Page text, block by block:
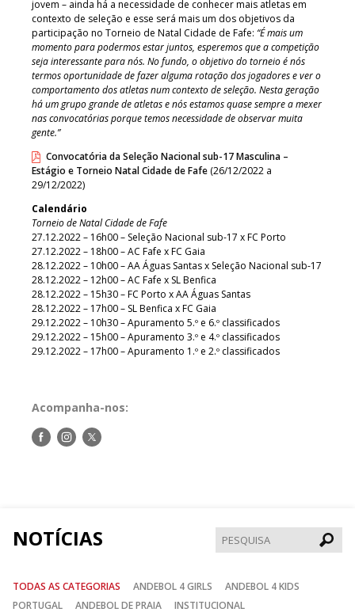
jovem – ainda há a necessidade de conhecer mais atletas em
contexto de seleção e esse será mais um dos objetivos da
participação no Torneio de Natal Cidade de Fafe: “É mais um
momento para podermos estar juntos, esperemos que a competição
seja interessante para nós. No fundo, o objetivo do torneio é nós
termos oportunidade de fazer alguma rotação dos jogadores e ver o
comportamento dos atletas num contexto de seleção. Nesta geração
há um grupo grande de atletas e nós estamos quase sempre a mexer
nas convocatórias porque temos necessidade de observar muita
gente.”
Convocatória da Seleção Nacional sub-17 Masculina –
Estágio e Torneio Natal Cidade de Fafe (26/12/2022 a
29/12/2022)
Calendário
Torneio de Natal Cidade de Fafe
27.12.2022 – 16h00 – Seleção Nacional sub-17 x FC Porto
27.12.2022 – 18h00 – AC Fafe x FC Gaia
28.12.2022 – 10h00 – AA Águas Santas x Seleção Nacional sub-17
28.12.2022 – 12h00 – AC Fafe x SL Benfica
28.12.2022 – 15h30 – FC Porto x AA Águas Santas
28.12.2022 – 17h00 – SL Benfica x FC Gaia
29.12.2022 – 10h30 – Apuramento 5.º e 6.º classificados
29.12.2022 – 15h00 – Apuramento 3.º e 4.º classificados
29.12.2022 – 17h00 – Apuramento 1.º e 2.º classificados
Acompanha-nos:
Siga-Siga-Siga-
NOTÍCIAS
TODAS AS CATEGORIAS ANDEBOL 4 GIRLS
ANDEBOL 4 KIDS
PORTUGAL
ANDEBOL DE PRAIA
INSTITUCIONAL